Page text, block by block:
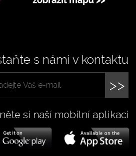
s námi v kontaktu
>>
si naší mobilní aplikaci